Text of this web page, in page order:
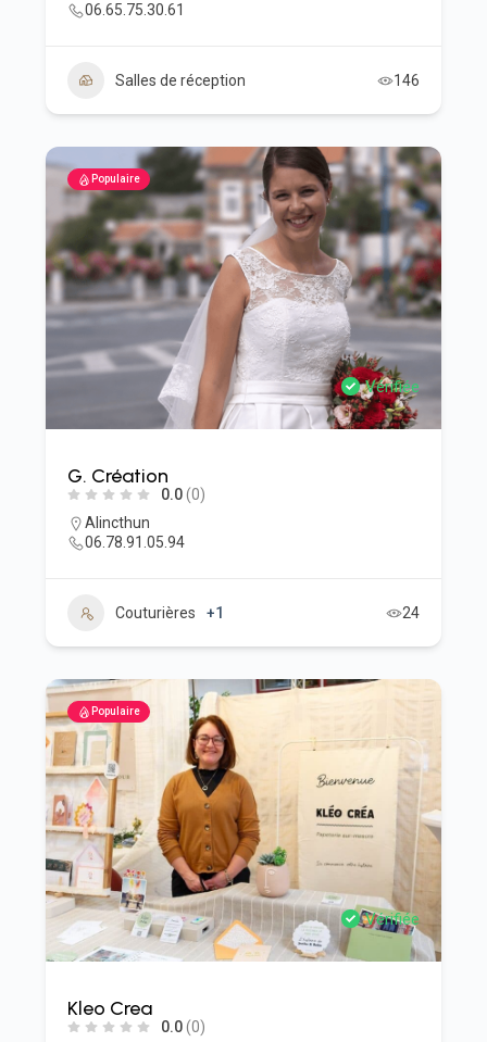
06.65.75.30.61
Salles de réception 146
Populaire
Vérifiée
G. Création
0.0(0)
Alincthun
06.78.91.05.94
Couturières +1 24
Populaire
Vérifiée
Kleo Crea
0.0(0)